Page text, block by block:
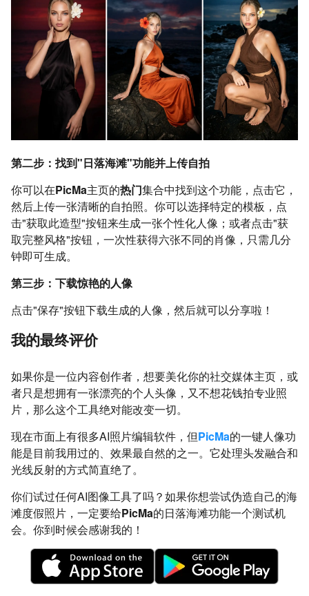
第二步：找到"日落海滩"功能并上传自拍
你可以在PicMa主页的热门集合中找到这个功能，点击它，
然后上传一张清晰的自拍照。你可以选择特定的模板，点
击"获取此造型"按钮来生成一张个性化人像；或者点击"获
取完整风格"按钮，一次性获得六张不同的肖像，只需几分
钟即可生成。
第三步：下载惊艳的人像
点击"保存"按钮下载生成的人像，然后就可以分享啦！
我的最终评价
如果你是一位内容创作者，想要美化你的社交媒体主页，或
者只是想拥有一张漂亮的个人头像，又不想花钱拍专业照
片，那么这个工具绝对能改变一切。
现在市面上有很多AI照片编辑软件，但PicMa的一键人像功
能是目前我用过的、效果最自然的之一。它处理头发融合和
光线反射的方式简直绝了。
你们试过任何AI图像工具了吗？如果你想尝试伪造自己的海
滩度假照片，一定要给PicMa的日落海滩功能一个测试机
会。你到时候会感谢我的！